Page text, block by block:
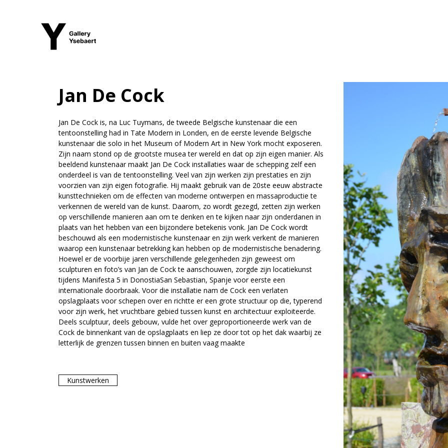
Jan De Cock
Jan De Cock is, na Luc Tuymans, de tweede Belgische kunstenaar die een
tentoonstelling had in Tate Modern in Londen, en de eerste levende Belgische
kunstenaar die solo in het Museum of Modern Art in New York mocht exposeren.
Zijn naam stond op de grootste musea ter wereld en dat op zijn eigen manier. Als
beeldend kunstenaar maakt Jan De Cock installaties waar de schepping zelf een
onderdeel is van de tentoonstelling. Veel van zijn werken zijn prestaties en zijn
voorzien van zijn eigen fotografie. Hij maakt gebruik van de 20ste eeuw abstracte
kunsttechnieken om de effecten van moderne ontwerpen en massaproductie te
verkennen de wereld van de kunst. Daarom, zo wordt gezegd, zetten zijn werken
op verschillende manieren aan om te denken en te kijken naar zijn onderdanen in
plaats van het hebben van een bijzondere betekenis vonk. Jan De Cock wordt
beschouwd als een modernistische kunstenaar en zijn werk verkent de manieren
waarop een kunstenaar betrekking kan hebben op de modernistische benadering.
Hoewel er de voorbije jaren verschillende gelegenheden zijn geweest om
sculpturen en foto’s van Jan de Cock te aanschouwen, zorgde zijn locatiekunst
tijdens Manifesta 5 in DonostiaSan Sebastian, Spanje voor eerste een
internationale doorbraak. Voor die installatie nam de Cock een verlaten
opslagplaats voor schepen over en richtte er een grote structuur op die, typerend
voor zijn werk, het vruchtbare gebied tussen kunst en architectuur exploiteerde.
Deels sculptuur, deels gebouw, vulde het over geproportioneerde werk van de
Cock de binnenkant van de opslagplaats en liep ze door tot op het dak waarbij ze
letterlijk de grenzen tussen binnen en buiten vaag maakte
Kunstwerken